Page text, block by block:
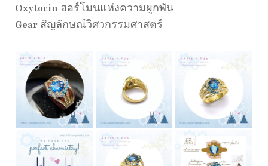
Oxytocin ฮอร์โมนแห่งความผูกพัน
Gear สัญลักษณ์วิศวกรรมศาสตร์